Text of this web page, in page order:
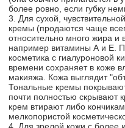
более ровно, если губку
3. Для сухой,
кремы (продаются чаще
относительно много жира и
например витамины А и Е.
косметика с гиалуроновой
времени сохраняет в коже
макияжа. Кожа выглядит
Тональные кремы
почти полностью скрывают
крем втирают либо
мелкопористой